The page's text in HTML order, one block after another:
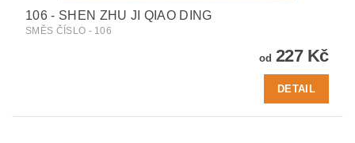
106 - SHEN ZHU JI QIAO DING
SMĚS ČÍSLO - 106
od 227 Kč
DETAIL